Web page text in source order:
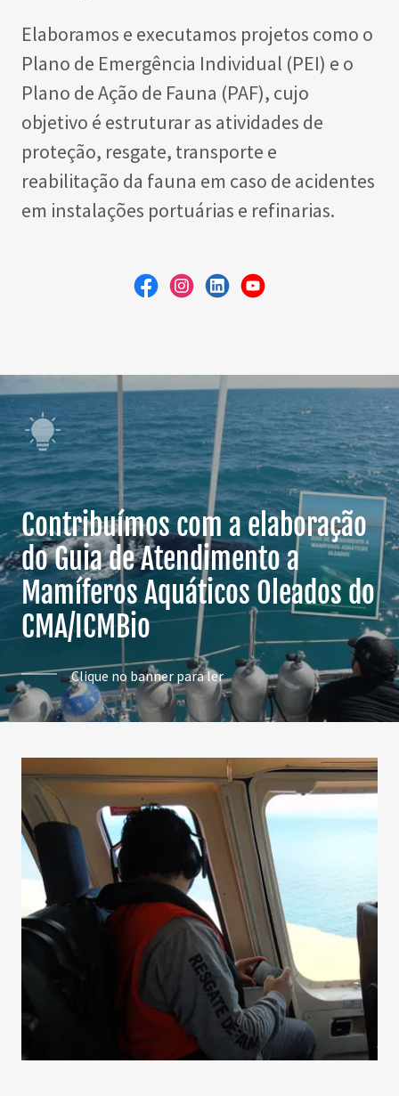
Elaboramos e executamos projetos como o
Plano de Emergência Individual (PEI) e o
Plano de Ação de Fauna (PAF), cujo
objetivo é estruturar as atividades de
proteção, resgate, transporte e
reabilitação da fauna em caso de acidentes
em instalações portuárias e refinarias.
Contribuímos com a elaboração
do Guia de Atendimento a
Mamíferos Aquáticos Oleados do
Clique no banner para ler